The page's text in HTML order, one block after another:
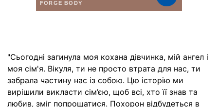
"Сьогодні загинула моя кохана дівчинка, мій ангел і
моя сім'я. Вікуля, ти не просто втрата для нас, ти
забрала частину нас із собою. Цю історію ми
вирішили викласти сім’єю, щоб всі, хто її знав та
любив, зміг попрощатися. Похорон відбудеться в